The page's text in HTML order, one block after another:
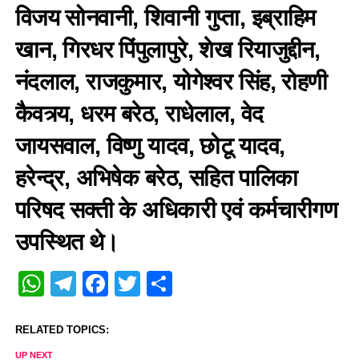
विजय सोनवानी, शिवानी गुप्ता, इब्राहिम
खान, गिरधर पिंपुलापुरे, शेख रियाजुद्दीन,
नंदलाल, राजकुमार, योगेश्वर सिंह, रोहणी
कैवत्र्य, धरम बरेठ, राधेलाल, वेद
जायसवाल, विष्णु यादव, छोटू यादव,
हरेन्द्र, अभिषेक बरेठ, सहित पालिका
परिषद सक्ती के अधिकारी एवं कर्मचारीगण
उपस्थित थे।
WhatsApp
Telegram
Facebook
Twitter
Share
RELATED TOPICS:
UP NEXT